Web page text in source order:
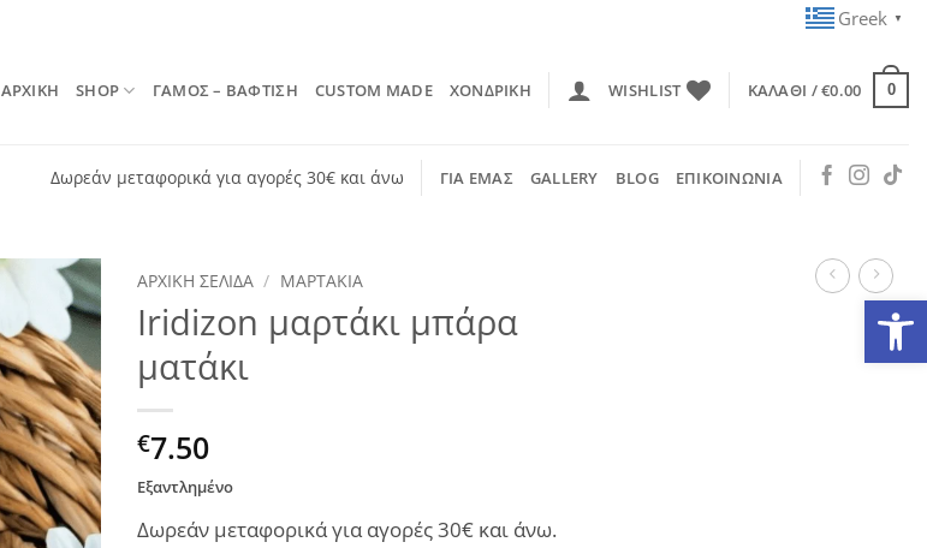
Greek ▼
ΑΡΧΙΚΗ SHOP ΓΑΜΟΣ – ΒΑΦΤΙΣΗ CUSTOM MADE ΧΟΝΔΡΙΚΗ WISHLIST ΚΑΛΆΘΙ /€0.00 0
Δωρεάν μεταφορικά για αγορές 30€ και άνω ΓΙΑ ΕΜΑΣ GALLERY BLOG ΕΠΙΚΟΙΝΩΝΙΑ
Add to
wishlist
ΑΡΧΙΚΉ ΣΕΛΊΔΑ / ΜΑΡΤΆΚΙΑ
Iridizon μαρτάκι μπάρα
ματάκι
€7.50
Εξαντλημένο
Δωρεάν μεταφορικά για αγορές 30€ και άνω.